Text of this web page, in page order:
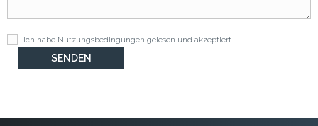
Ich habe Nutzungsbedingungen gelesen und akzeptiert